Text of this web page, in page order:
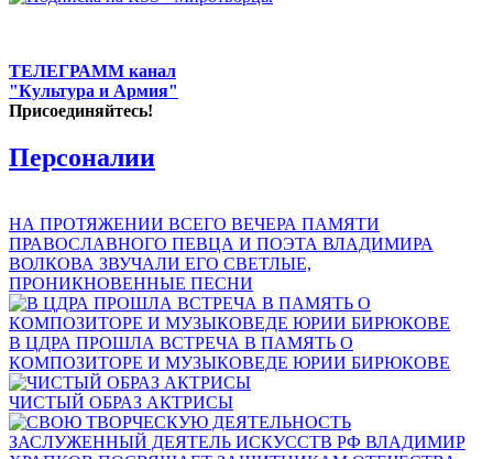
ТЕЛЕГРАММ канал
"Культура и Армия"
Присоединяйтесь!
Персоналии
НА ПРОТЯЖЕНИИ ВСЕГО ВЕЧЕРА ПАМЯТИ
ПРАВОСЛАВНОГО ПЕВЦА И ПОЭТА ВЛАДИМИРА
ВОЛКОВА ЗВУЧАЛИ ЕГО СВЕТЛЫЕ,
ПРОНИКНОВЕННЫЕ ПЕСНИ
В ЦДРА ПРОШЛА ВСТРЕЧА В ПАМЯТЬ О
КОМПОЗИТОРЕ И МУЗЫКОВЕДЕ ЮРИИ БИРЮКОВЕ
ЧИСТЫЙ ОБРАЗ АКТРИСЫ